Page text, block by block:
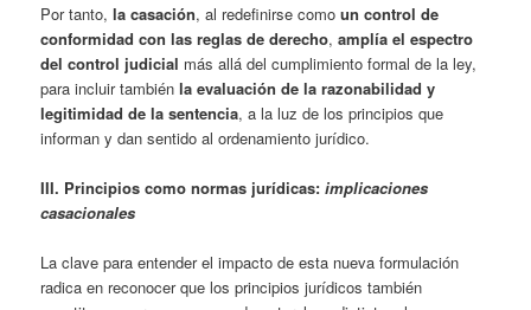
Por tanto,la casación, al redefinirse comoun control de
conformidad con las reglas de derecho,amplía el espectro
del control judicial más allá del cumplimiento formal de la ley,
para incluir tambiénla evaluación de la razonabilidad y
legitimidad de la sentencia, a la luz de los principios que
informan y dan sentido al ordenamiento jurídico.
III. Principios como normas jurídicas:implicaciones
casacionales
La clave para entender el impacto de esta nueva formulación
radica en reconocer que los principios jurídicos también